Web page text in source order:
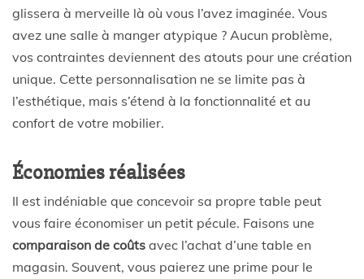
glissera à merveille là où vous l’avez imaginée. Vous
avez une salle à manger atypique ? Aucun problème,
vos contraintes deviennent des atouts pour une création
unique. Cette personnalisation ne se limite pas à
l’esthétique, mais s’étend à la fonctionnalité et au
confort de votre mobilier.
Économies réalisées
Il est indéniable que concevoir sa propre table peut
vous faire économiser un petit pécule. Faisons une
comparaison de coûts avec l’achat d’une table en
magasin. Souvent, vous paierez une prime pour le